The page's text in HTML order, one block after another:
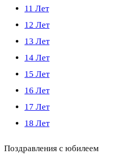
11 Лет
12 Лет
13 Лет
14 Лет
15 Лет
16 Лет
17 Лет
18 Лет
Поздравления с юбилеем